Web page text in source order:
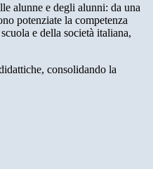
alunne e degli alunni: da una
potenziate la competenza
e della società italiana,
consolidando la